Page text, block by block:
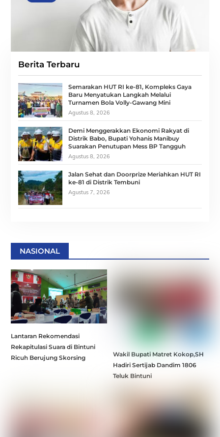
Berita Terbaru
Semarakan HUT RI ke-81, Kompleks Gaya
Baru Menyatukan Langkah Melalui
Turnamen Bola Volly-Gawang Mini
Agustus 8, 2026
Demi Menggerakkan Ekonomi Rakyat di
Distrik Babo, Bupati Yohanis Manibuy
Suarakan Penutupan Mess BP Tangguh
Agustus 8, 2026
Jalan Sehat dan Doorprize Meriahkan HUT RI
ke-81 di Distrik Tembuni
Agustus 7, 2026
NASIONAL
Lantaran Rekomendasi
Rekapitulasi Suara di Bintuni
Ricuh Berujung Skorsing
Wakil Bupati Matret Kokop,SH
Hadiri Sertijab Dandim 1806
Teluk Bintuni